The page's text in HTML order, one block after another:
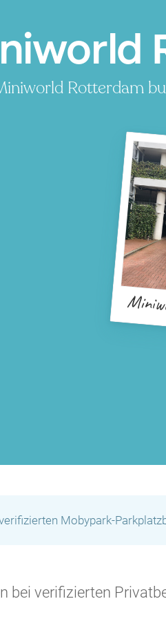
Rotterdam
Mobypark-
bei verifizierten